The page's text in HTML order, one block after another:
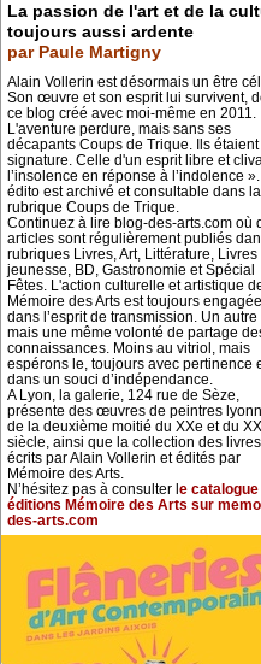
La passion de l'art et de la
toujours aussi ardente
par Paule Martigny
Alain Vollerin est désormais un être
Son œuvre et son esprit lui survivent,
ce blog créé avec moi-même en 2011.
L'aventure perdure, mais sans ses
décapants Coups de Trique. Ils étaient
signature. Celle d'un esprit libre et
l’insolence en réponse à l’indolence
édito est archivé et consultable dans la
rubrique Coups de Trique.
Continuez à lire blog-des-arts.com où
articles sont régulièrement publiés
rubriques Livres, Art, Littérature, Livres
jeunesse, BD, Gastronomie et Spécial
Fêtes. L'action culturelle et artistique
Mémoire des Arts est toujours engagée
dans l’esprit de transmission. Un autre
mais une même volonté de partage
connaissances. Moins au vitriol, mais
espérons le, toujours avec pertinence
dans un souci d’indépendance.
A Lyon, la galerie, 124 rue de Sèze,
présente des œuvres de peintres
de la deuxième moitié du XXe et du
siècle, ainsi que la collection des
écrits par Alain Vollerin et édités par
Mémoire des Arts.
N’hésitez pas à consulter l e catalogue
éditions Mémoire des Arts sur
des-arts.com